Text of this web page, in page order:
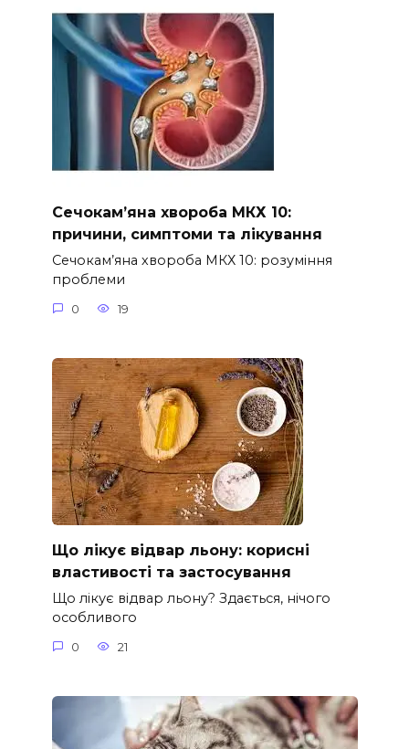
Сечокам’яна хвороба МКХ 10:
причини, симптоми та лікування
Сечокам’яна хвороба МКХ 10: розуміння
проблеми
0 19
Що лікує відвар льону: корисні
властивості та застосування
Що лікує відвар льону? Здається, нічого
особливого
0 21